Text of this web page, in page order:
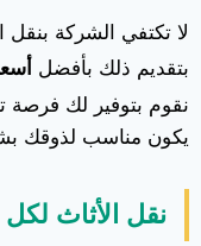
لا تكتفي الشركة
بتقديم ذلك بأفضل
نقوم بتوفير لك فرصة
يكون مناسب لذوقك
نقل الأثاث